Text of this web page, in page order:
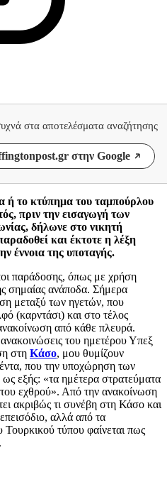
στα αποτελέσματα αναζήτησης
στην Google
ή το κτύπημα του ταμπούρλου
πριν την εισαγωγή των
δήλωνε στο νικητή
και έκτοτε η λέξη
έννοια της υποταγής.
παράδοσης, όπως με χρήση
σημαίας ανάποδα. Σήμερα
μεταξύ των ηγετών, που
(καρντάσι) και στο τέλος
από κάθε πλευρά.
του ημετέρου Υπεξ
στη Κάσο, μου θυμίζουν
που την υποχώρηση των
εξής: «τα ημέτερα στρατεύματα
εχθρού». Από την ανακοίνωση
ακριβώς τι συνέβη στη Κάσο και
αλλά από τα
Τουρκικού τύπου φαίνεται πως